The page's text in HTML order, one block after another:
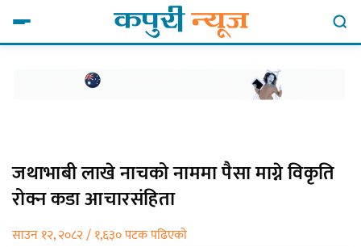
जथाभाबी लाखे नाचको नाममा पैसा माग्ने विकृति
रोक्न कडा आचारसंहिता
साउन १२, २०८२ / १,६३० पटक पढिएको